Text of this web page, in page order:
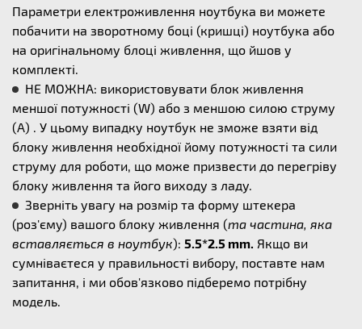
Параметри електроживлення ноутбука ви можете
побачити на зворотному боці (кришці) ноутбука або
на оригінальному блоці живлення, що йшов у
комплекті.
НЕ МОЖНА: використовувати блок живлення
меншої потужності (W) або з меншою силою струму
(А) . У цьому випадку ноутбук не зможе взяти від
блоку живлення необхідної йому потужності та сили
струму для роботи, що може призвести до перегріву
блоку живлення та його виходу з ладу.
Зверніть увагу на розмір та форму штекера
(роз'єму) вашого блоку живлення (та частина, яка
вставляється в ноутбук): 5.5*2.5 mm. Якщо ви
сумніваєтеся у правильності вибору, поставте нам
запитання, і ми обов'язково підберемо потрібну
модель.